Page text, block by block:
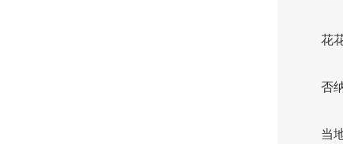
花
否
当